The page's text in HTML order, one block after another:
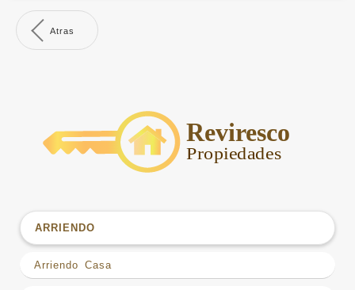
Atras
ARRIENDO
Arriendo Casa